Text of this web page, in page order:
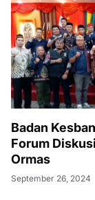
Badan
Forum
Ormas
September 26, 2024